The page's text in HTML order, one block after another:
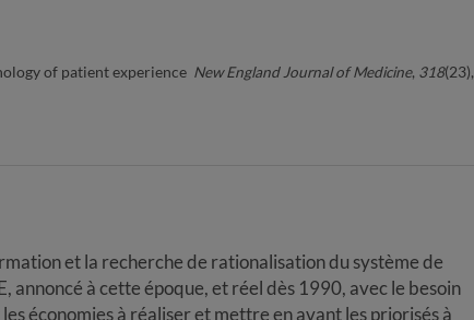
of patient experience New England Journal of Medicine, 318(23),
et la recherche de rationalisation du système de
à cette époque, et réel dès 1990, avec le besoin
économies à réaliser et mettre en avant les priorisés à